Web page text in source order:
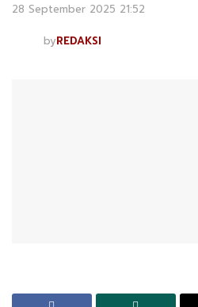
28 September 2025 21:52
byREDAKSI